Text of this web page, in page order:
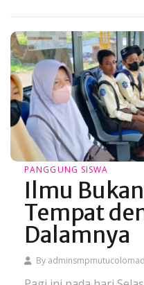
PANGGUNG SISWA
Ilmu
Tempat
Dalamnya
By